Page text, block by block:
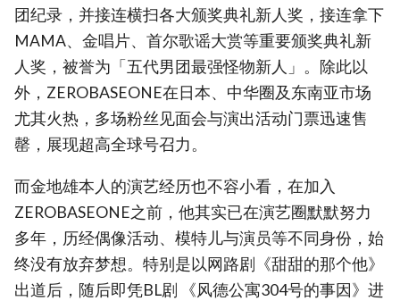
团纪录，并接连横扫各大颁奖典礼新人奖，接连拿下
MAMA、金唱片、首尔歌谣大赏等重要颁奖典礼新
人奖，被誉为「五代男团最强怪物新人」。除此以
外，ZEROBASEONE在日本、中华圈及东南亚市场
尤其火热，多场粉丝见面会与演出活动门票迅速售
罄，展现超高全球号召力。
而金地雄本人的演艺经历也不容小看，在加入
ZEROBASEONE之前，他其实已在演艺圈默默努力
多年，历经偶像活动、模特儿与演员等不同身份，始
终没有放弃梦想。特别是以网路剧《甜甜的那个他》
出道后，随后即凭BL剧 《风德公寓304号的事因》进